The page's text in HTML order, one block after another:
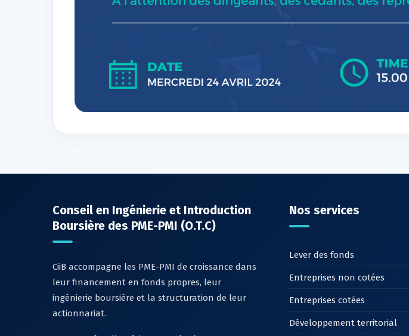
Conseil en Ingénierie et Introduction
Boursière des PME-PMI (O.T.C)
CiiB accompagne les PME-PMI de croissance dans
leur financement en fonds propres, leur
ingénierie boursière et la structuration de leur
actionnariat.
Nos services
Lever des fonds
Entreprises non cotées
Entreprises cotées
Développement territorial